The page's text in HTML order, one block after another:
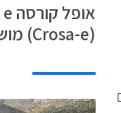
(Crosa-e) מושקת בישראל